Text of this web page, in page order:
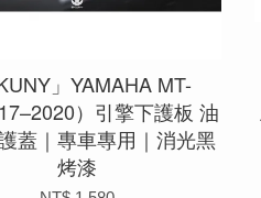
」YAMAHA MT-
）引擎下護板 油
蓋｜專車專用｜消光黑
烤漆